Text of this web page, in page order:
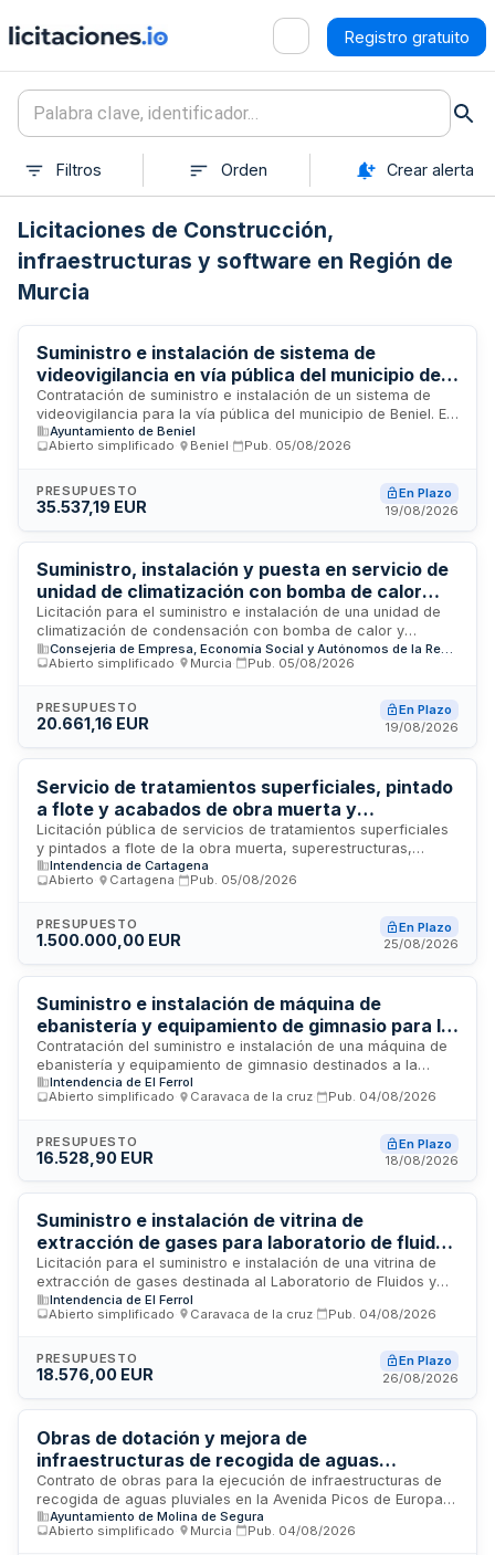
Registro gratuito
Filtros Orden Crear alerta
Licitaciones de Construcción,
infraestructuras y software en Región de
Murcia
Suministro e instalación de sistema de
videovigilancia en vía pública del municipio de
Beniel
Contratación de suministro e instalación de un sistema de
videovigilancia para la vía pública del municipio de Beniel. El
Ayuntamiento de Beniel licita la adquisición e implementación
de equipamiento de videovigilancia destinado a mejorar la
procedimiento se rige por la Ley de Contratos del Sector
Público y sus normas de desarrollo.
Ayuntamiento de Beniel
Abierto simplificado
Beniel Pub. 05/08/2026
PRESUPUESTO
35.537,19 EUR
En Plazo
19/08/2026
Suministro, instalación y puesta en servicio de
unidad de climatización con bomba de calor
para la Consejería de Empresa, Empleo y
Economía Social
Licitación para el suministro e instalación de una unidad de
climatización de condensación con bomba de calor y
tecnología inverter, destinada a integrase en el sistema
existente de la Secretaría General de la Consejería de
puesta en marcha, conexión con la infraestructura de
climatización existente y los sistemas de control
de emisiones medioambientales.
Abierto simplificado
Murcia Pub. 05/08/2026
PRESUPUESTO
20.661,16 EUR
En Plazo
19/08/2026
Servicio de tratamientos superficiales, pintado
a flote y acabados de obra muerta y
superestructuras para buque - Intendencia de
Cartagena
Licitación pública de servicios de tratamientos superficiales
y pintados a flote de la obra muerta, superestructuras,
cubiertas, rampas y otras superficies de embarcaciones,
convocada por la Intendencia de Cartagena. El contrato
navales mediante técnicas de pintura especializada. La
ejecución se realizará en las instalaciones portuarias de
desplazamientos de la nave. El presupuesto disponible
asciende a cien mil euros y el contrato se encuentra en
estado de publicación.
Intendencia de Cartagena
Abierto
Cartagena Pub. 05/08/2026
PRESUPUESTO
1.500.000,00 EUR
En Plazo
25/08/2026
Suministro e instalación de máquina de
ebanistería y equipamiento de gimnasio para la
Comandancia Naval de Vigo
Contratación del suministro e instalación de una máquina de
ebanistería y equipamiento de gimnasio destinados a la
Comandancia Naval de Vigo. El contratista será responsable
del transporte, entrega, instalación y manipulación del
todas las prestaciones dentro del plazo máximo establecido.
Los materiales suministrados deberán ser originales del
comercialización.
Intendencia de El Ferrol
Abierto simplificado
Caravaca de la cruz Pub. 04/08/2026
PRESUPUESTO
16.528,90 EUR
En Plazo
18/08/2026
Suministro e instalación de vitrina de
extracción de gases para laboratorio de fluidos
y combustibles del Arsenal de Ferrol
Licitación para el suministro e instalación de una vitrina de
extracción de gases destinada al Laboratorio de Fluidos y
Combustibles del Arsenal de Ferrol. Las prestaciones
incluyen el equipo nuevo, su instalación, las adecuaciones
extracción de gases y las instalaciones interiores de enlace
de agua, gas y electricidad necesarias para garantizar el
Intendencia de El Ferrol
Abierto simplificado
Caravaca de la cruz Pub. 04/08/2026
PRESUPUESTO
18.576,00 EUR
En Plazo
26/08/2026
Obras de dotación y mejora de
infraestructuras de recogida de aguas
pluviales en Avenida Picos de Europa -
Ayuntamiento de Molina de Segura
Contrato de obras para la ejecución de infraestructuras de
recogida de aguas pluviales en la Avenida Picos de Europa,
específicamente en el tramo comprendido entre Calle Río
Mula y Calle Río Chicamo, ubicado en la urbanización La
Ayuntamiento de Molina de Segura
Abierto simplificado
Murcia Pub. 04/08/2026